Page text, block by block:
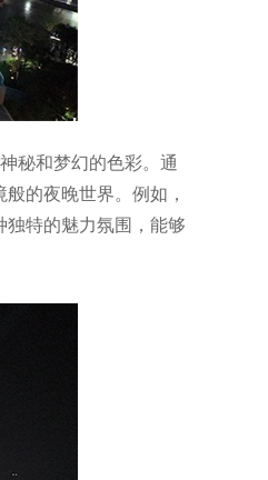
秘和梦幻的色彩。通
的夜晚世界。例如，
特的魅力氛围，能够